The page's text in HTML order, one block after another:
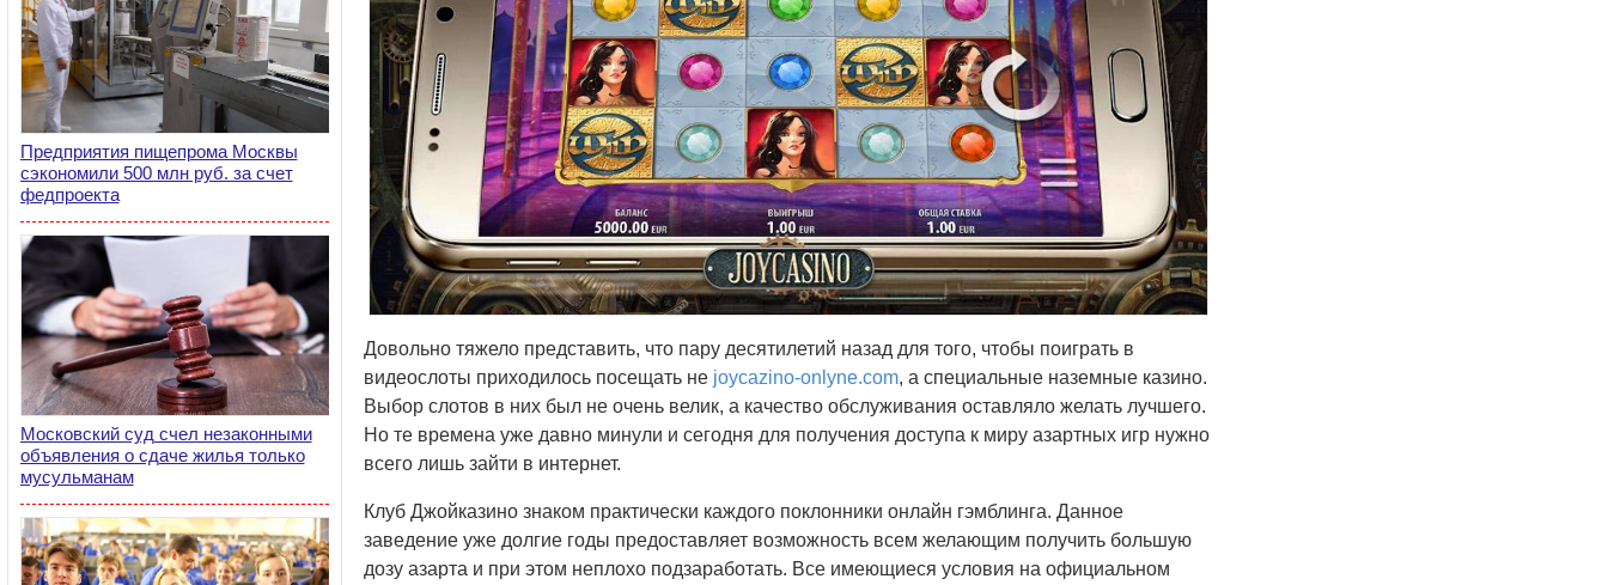
Предприятия пищепрома Москвы
сэкономили 500 млн руб. за счет
федпроекта
Московский суд счел незаконными
объявления о сдаче жилья только
мусульманам
Довольно тяжело представить, что пару десятилетий назад для того, чтобы поиграть в
видеослоты приходилось посещать не joycazino-onlyne.com, а специальные наземные казино.
Выбор слотов в них был не очень велик, а качество обслуживания оставляло желать лучшего.
Но те времена уже давно минули и сегодня для получения доступа к миру азартных игр нужно
всего лишь зайти в интернет.
Клуб Джойказино знаком практически каждого поклонники онлайн гэмблинга. Данное
заведение уже долгие годы предоставляет возможность всем желающим получить большую
дозу азарта и при этом неплохо подзаработать. Все имеющиеся условия на официальном